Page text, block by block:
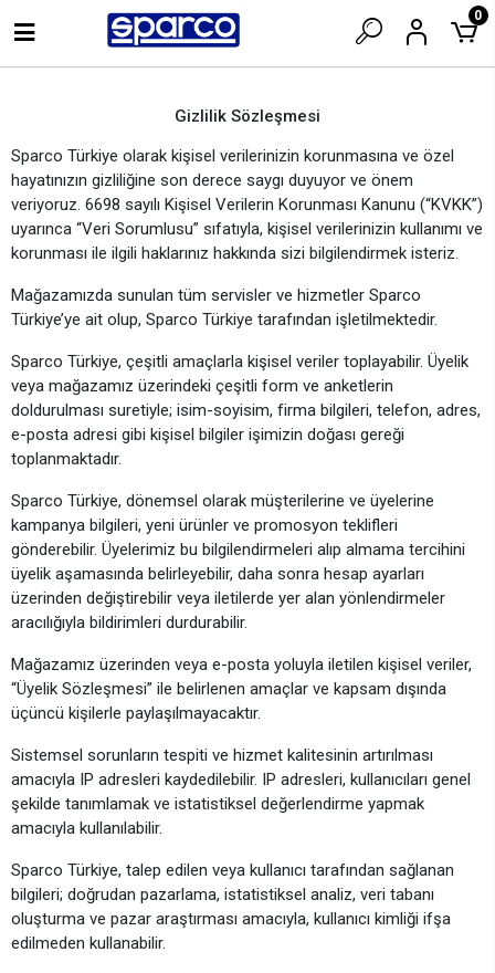
0
Gizlilik Sözleşmesi
Sparco Türkiye olarak kişisel verilerinizin korunmasına ve özel
hayatınızın gizliliğine son derece saygı duyuyor ve önem
veriyoruz. 6698 sayılı Kişisel Verilerin Korunması Kanunu (“KVKK”)
uyarınca “Veri Sorumlusu” sıfatıyla, kişisel verilerinizin kullanımı ve
korunması ile ilgili haklarınız hakkında sizi bilgilendirmek isteriz.
Mağazamızda sunulan tüm servisler ve hizmetler Sparco
Türkiye’ye ait olup, Sparco Türkiye tarafından işletilmektedir.
Sparco Türkiye, çeşitli amaçlarla kişisel veriler toplayabilir. Üyelik
veya mağazamız üzerindeki çeşitli form ve anketlerin
doldurulması suretiyle; isim-soyisim, firma bilgileri, telefon, adres,
e-posta adresi gibi kişisel bilgiler işimizin doğası gereği
toplanmaktadır.
Sparco Türkiye, dönemsel olarak müşterilerine ve üyelerine
kampanya bilgileri, yeni ürünler ve promosyon teklifleri
gönderebilir. Üyelerimiz bu bilgilendirmeleri alıp almama tercihini
üyelik aşamasında belirleyebilir, daha sonra hesap ayarları
üzerinden değiştirebilir veya iletilerde yer alan yönlendirmeler
aracılığıyla bildirimleri durdurabilir.
Mağazamız üzerinden veya e-posta yoluyla iletilen kişisel veriler,
“Üyelik Sözleşmesi” ile belirlenen amaçlar ve kapsam dışında
üçüncü kişilerle paylaşılmayacaktır.
Sistemsel sorunların tespiti ve hizmet kalitesinin artırılması
amacıyla IP adresleri kaydedilebilir. IP adresleri, kullanıcıları genel
şekilde tanımlamak ve istatistiksel değerlendirme yapmak
amacıyla kullanılabilir.
Sparco Türkiye, talep edilen veya kullanıcı tarafından sağlanan
bilgileri; doğrudan pazarlama, istatistiksel analiz, veri tabanı
oluşturma ve pazar araştırması amacıyla, kullanıcı kimliği ifşa
edilmeden kullanabilir.